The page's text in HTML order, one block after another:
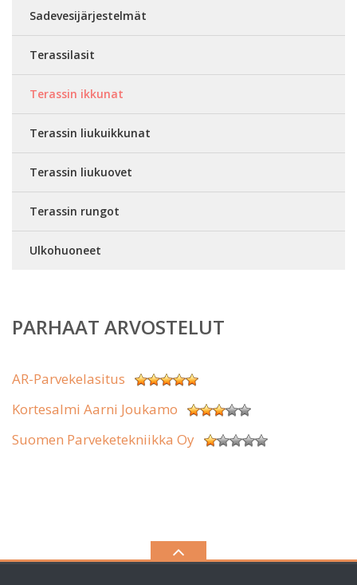
Sadevesijärjestelmät
Terassilasit
Terassin ikkunat
Terassin liukuikkunat
Terassin liukuovet
Terassin rungot
Ulkohuoneet
PARHAAT ARVOSTELUT
AR-Parvekelasitus
Kortesalmi Aarni Joukamo
Suomen Parveketekniikka Oy